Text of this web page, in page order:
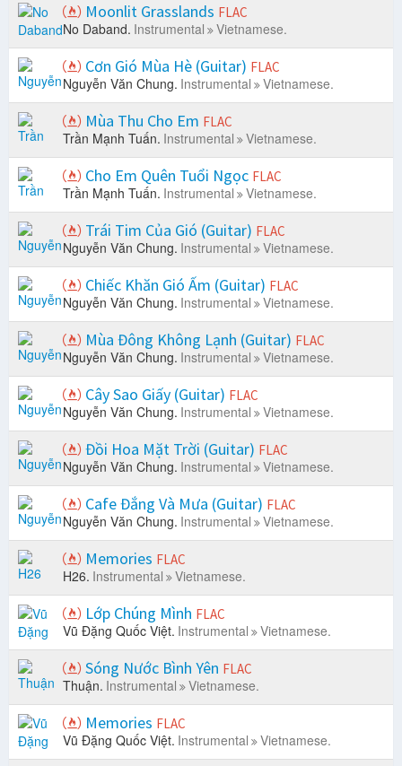
Moonlit Grasslands FLAC
No Daband. Instrumental Vietnamese.
Cơn Gió Mùa Hè (Guitar) FLAC
Nguyễn Văn Chung. Instrumental Vietnamese.
Mùa Thu Cho Em FLAC
Trần Mạnh Tuấn. Instrumental Vietnamese.
Cho Em Quên Tuổi Ngọc FLAC
Trần Mạnh Tuấn. Instrumental Vietnamese.
Trái Tim Của Gió (Guitar) FLAC
Nguyễn Văn Chung. Instrumental Vietnamese.
Chiếc Khăn Gió Ấm (Guitar) FLAC
Nguyễn Văn Chung. Instrumental Vietnamese.
Mùa Đông Không Lạnh (Guitar) FLAC
Nguyễn Văn Chung. Instrumental Vietnamese.
Cây Sao Giấy (Guitar) FLAC
Nguyễn Văn Chung. Instrumental Vietnamese.
Đồi Hoa Mặt Trời (Guitar) FLAC
Nguyễn Văn Chung. Instrumental Vietnamese.
Cafe Đắng Và Mưa (Guitar) FLAC
Nguyễn Văn Chung. Instrumental Vietnamese.
Memories FLAC
H26. Instrumental Vietnamese.
Lớp Chúng Mình FLAC
Vũ Đặng Quốc Việt. Instrumental Vietnamese.
Sóng Nước Bình Yên FLAC
Thuận. Instrumental Vietnamese.
Memories FLAC
Vũ Đặng Quốc Việt. Instrumental Vietnamese.